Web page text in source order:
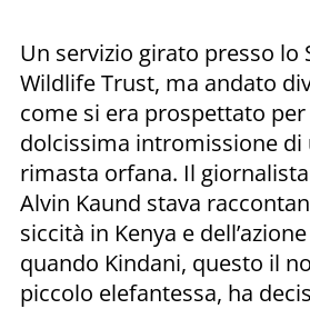
Un servizio girato presso lo
Wildlife Trust, ma andato
come si era prospettato per
dolcissima intromissione di
rimasta orfana. Il
Alvin Kaund stava
siccità in Kenya e
quando Kindani, questo il
piccolo elefantessa, ha